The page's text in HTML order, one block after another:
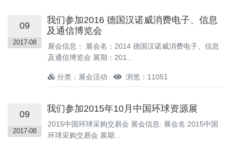
09
2017-08
我们参加2016 德国汉诺威消费电子、信息
及通信博览会
展会信息： 展会名：2014 德国汉诺威消费电子、信息
及通信博览会 展期：201...
分类：展会活动 浏览：11051
09
2017-08
我们参加2015年10月中国环球资源展
2015中国环球采购交易会 展会信息: 展会名:2015中国
环球采购交易会 展期...